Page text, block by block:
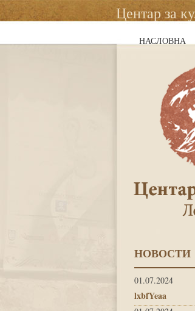
Центар за
НАСЛОВНА
НОВОСТИ
01.07.2024
lxbfYeaa